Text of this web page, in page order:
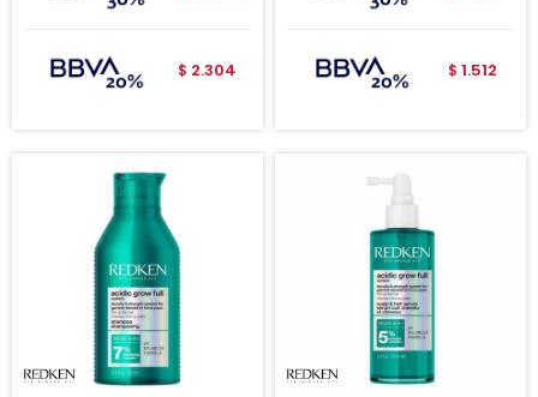
$ 2.304 $ 1.512